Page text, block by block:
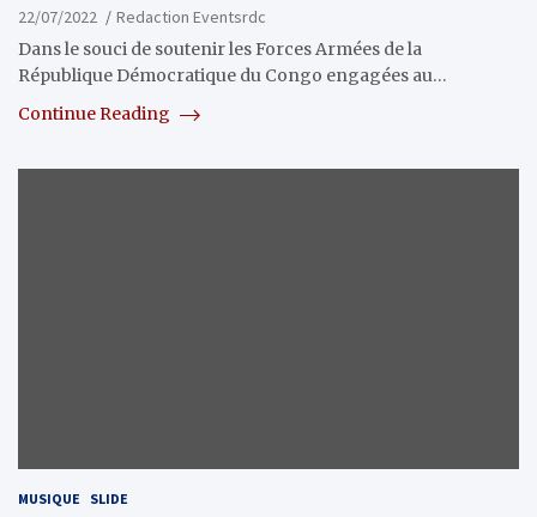
22/07/2022
Redaction Eventsrdc
Dans le souci de soutenir les Forces Armées de la
République Démocratique du Congo engagées au…
Continue Reading
MUSIQUE SLIDE